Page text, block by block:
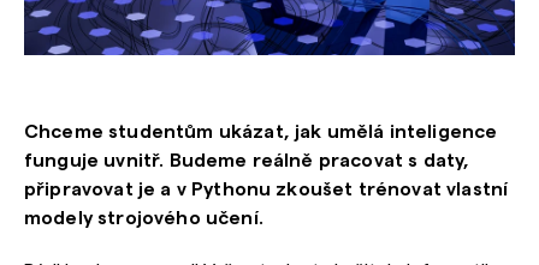
Chceme studentům ukázat, jak umělá inteligence
funguje uvnitř. Budeme reálně pracovat s daty,
připravovat je a v Pythonu zkoušet trénovat vlastní
modely strojového učení.